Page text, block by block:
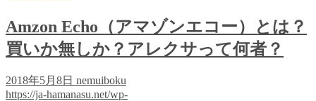
Amzon Echo（アマゾンエコー）とは？
買いか無しか？アレクサって何者？
2018年5月8日 nemuiboku
https://ja-hamanasu.net/wp-